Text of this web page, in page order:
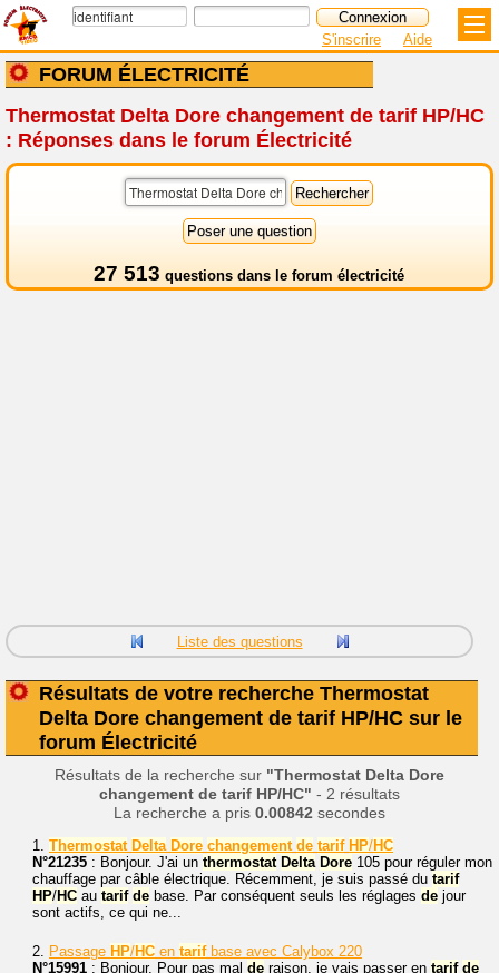
FORUM ÉLECTRICITÉ
S'inscrire Aide
Thermostat Delta Dore changement de tarif HP/HC
: Réponses dans le forum Électricité
27 513 questions dans le forum électricité
Liste des questions
Résultats de votre recherche Thermostat
Delta Dore changement de tarif HP/HC sur le
forum Électricité
Résultats de la recherche sur "Thermostat Delta Dore
changement de tarif HP/HC" - 2 résultats
La recherche a pris 0.00842 secondes
1. Thermostat Delta Dore changement de tarif HP/HC
N°21235 : Bonjour. J'ai un thermostat Delta Dore 105 pour réguler mon
chauffage par câble électrique. Récemment, je suis passé du tarif
HP/HC au tarif de base. Par conséquent seuls les réglages de jour
sont actifs, ce qui ne...
2. Passage HP/HC en tarifbase avec Calybox 220
N°15991 : Bonjour, Pour pas mal de raison, je vais passer en tarif de